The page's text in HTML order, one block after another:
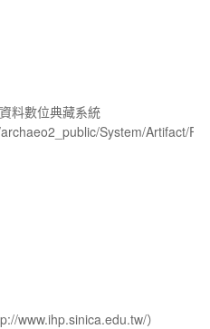
料數位典藏系統
System/Artifact/
www.ihp.sinica.edu.tw/）